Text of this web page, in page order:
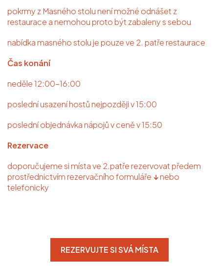
MASNÝ STŮL
KONTAKT
REZERVACE
pokrmy z Masného stolu není možné odnášet z
restaurace a nemohou proto být zabaleny s sebou
nabídka masného stolu je pouze ve 2. patře restaurace
Čas konání
neděle 12:00-16:00
poslední usazení hostů nejpozději v 15:00
poslední objednávka nápojů v ceně v 15:50
Rezervace
doporučujeme si místa ve 2.patře rezervovat předem
prostřednictvím rezervačního formuláře ↓nebo
telefonicky
REZERVUJTE SI SVÁ MÍSTA